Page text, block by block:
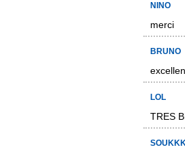
NINO
merci
BRUNO
LOL
TRES